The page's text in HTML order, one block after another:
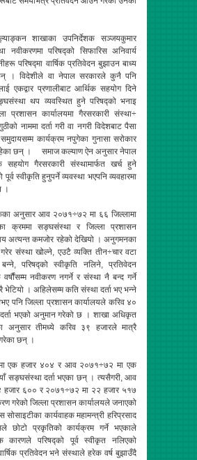
शाखाका उपनिर्देशक सञ्जयकुमार
नवीकरणमा परिषद्को सिफारिस अनिवार्य
परिषद्मा वार्षिक प्रतिवेदन बुझाउन बाध्य
। विदेशीले वा नेपाल सरकारले कुनै पनि
एकद्वार प्रणालीबाट आर्थिक सहयोग दिने
थप व्यवस्थित हुने परिषद्को भनाइ
प्रशासन कार्यालयमा गैरसरकारी संस्था÷
नाममा दर्ता गरी वा नगरी विदेशबाट पैसा
समुदायसम्म कार्यक्रम नपुगेका गुनासा सरोकार
छन् । समाज कल्याण ऐन अनुसार नेपाल
सहयोग गैरसरकारी संस्थामार्फत खर्च हुने
स्वीकृति हुनुपर्ने व्यवस्था भएपनि व्यवहारमा
।
अनुसार आव २०७१÷७२ मा ६६ जिल्लामा
क्रममा सङ्घसंस्था र जिल्ला प्रशासन
अत्यन्त कमजोर रहेको देखियो । अनुगमनका
संस्था खोल्ने, एउटै व्यक्ति तीन÷चार वटा
परिषद्को स्वीकृति नलिने, प्रतिवेदन
वर्षौंसम्म नवीकरण नगर्ने र संस्था नै बन्द गर्ने
भेटियो । अहिलेसम्म कति संस्था दर्ता भए भन्ने
पनि जिल्ला प्रशासन कार्यालयले करिव ४०
भएको अनुमान गरेको छ । शाखा अधिकृत
अनुसार तीमध्ये करिव ३९ हजारले मात्रै
छन् ।
एक हजार ४०४ र आव २०७१÷७२ मा एक
सङ्घसंस्था दर्ता भएका छन् । त्यसैगरी, आव
हजार ६०० र २०७१÷७२ मा २२ हजार ५१७
गरेको जिल्ला प्रशासन कार्यालयले जनाएको
कार्यवाहक महामन्त्री हरिप्रसाद
छोटो प्रकृतिको कार्यक्रम गर्ने भएकाले
कारणले परिषद्को पूर्व स्वीकृत नलिएको
प्रतिवेदन भने संस्थाले हरेक वर्ष बुझाउँदै